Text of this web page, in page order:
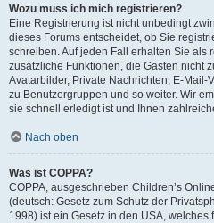
Wozu muss ich mich registrieren?
Eine Registrierung ist nicht unbedingt
dieses Forums entscheidet, ob Sie
schreiben. Auf jeden Fall erhalten Sie als
zusätzliche Funktionen, die Gästen nicht
Avatarbilder, Private Nachrichten, E-Mail-
zu Benutzergruppen und so weiter. Wir
sie schnell erledigt ist und Ihnen
Nach oben
Was ist COPPA?
COPPA, ausgeschrieben Children’s
(deutsch: Gesetz zum Schutz der
1998) ist ein Gesetz in den USA, welches